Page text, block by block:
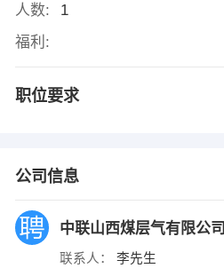
人数:
1
福利:
职位要求
公司信息
中联山西煤层气有限公司
联系人： 李先生